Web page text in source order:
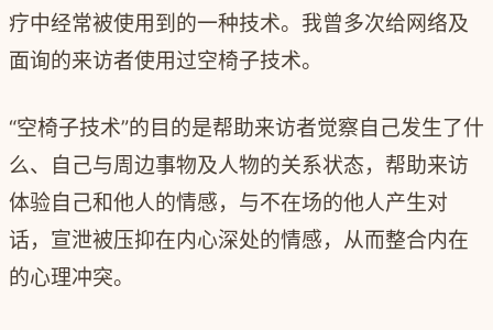
疗中经常被使用到的一种技术。我曾多次给网络及
面询的来访者使用过空椅子技术。
“空椅子技术”的目的是帮助来访者觉察自己发生了什
么、自己与周边事物及人物的关系状态，帮助来访
体验自己和他人的情感，与不在场的他人产生对
话，宣泄被压抑在内心深处的情感，从而整合内在
的心理冲突。